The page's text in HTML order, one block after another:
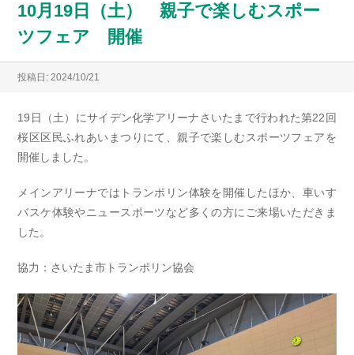
10月19日（土） 親子で楽しむスポー
ツフェア 開催
投稿日: 2024/10/21
19日（土）にサイデン化学アリーナさいたまで行われた第22回
桜区区民ふれあいまつりにて、親子で楽しむスポーツフェアを
開催しました。
メインアリーナではトランポリン体験を開催したほか、車いす
バスケ体験やニュースポーツなど多くの方にご来場いただきま
した。
協力：さいたま市トランポリン協会